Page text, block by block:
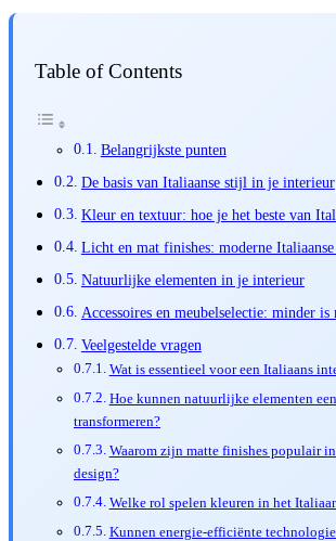
Table of Contents
Belangrijkste punten
De basis van Italiaanse stijl in je interieur
Kleur en textuur: hoe je het beste van
Licht en mat finishes: moderne Italiaanse
Natuurlijke elementen in je interieur
Accessoires en meubelselectie: minder is
Veelgestelde vragen
Wat is essentieel voor een Italiaans
Hoe kunnen natuurlijke elementen
transformeren?
Waarom zijn matte finishes populair
design?
Welke rol spelen kleuren in het
Kunnen energie-efficiënte